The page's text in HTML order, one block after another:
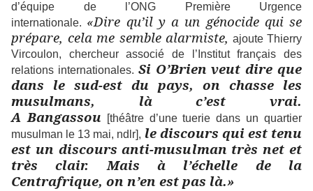
d’équipe de l’ONG Première Urgence
internationale. «Dire qu’il y a un génocide qui se
prépare, cela me semble alarmiste, ajoute Thierry
Vircoulon, chercheur associé de l’Institut français des
relations internationales. Si O’Brien veut dire que
dans le sud-est du pays, on chasse les
musulmans, là c’est vrai.
A Bangassou [théâtre d’une tuerie dans un quartier
musulman le 13 mai, ndlr], le discours qui est tenu
est un discours anti-musulman très net et
très clair. Mais à l’échelle de la
Centrafrique, on n’en est pas là.»